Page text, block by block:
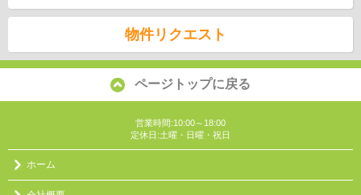
物件リクエスト
ページトップに戻る
営業時間:10:00～18:00
定休日:土曜・日曜・祝日
ホーム